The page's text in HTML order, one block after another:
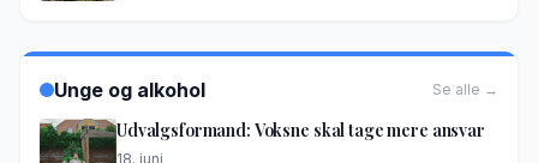
Unge og alkohol Se alle →
Udvalgsformand: Voksne skal tage mere ansvar
18. juni